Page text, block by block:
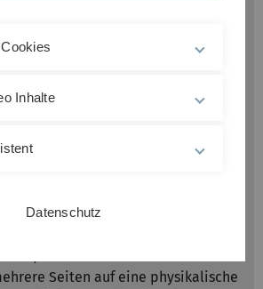
Seiten auf eine physikalische
Inhalte
Datenschutz